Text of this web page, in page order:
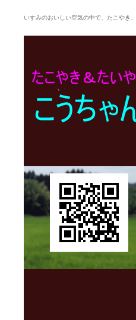
いすみのおいしい空気の中で、たこやき